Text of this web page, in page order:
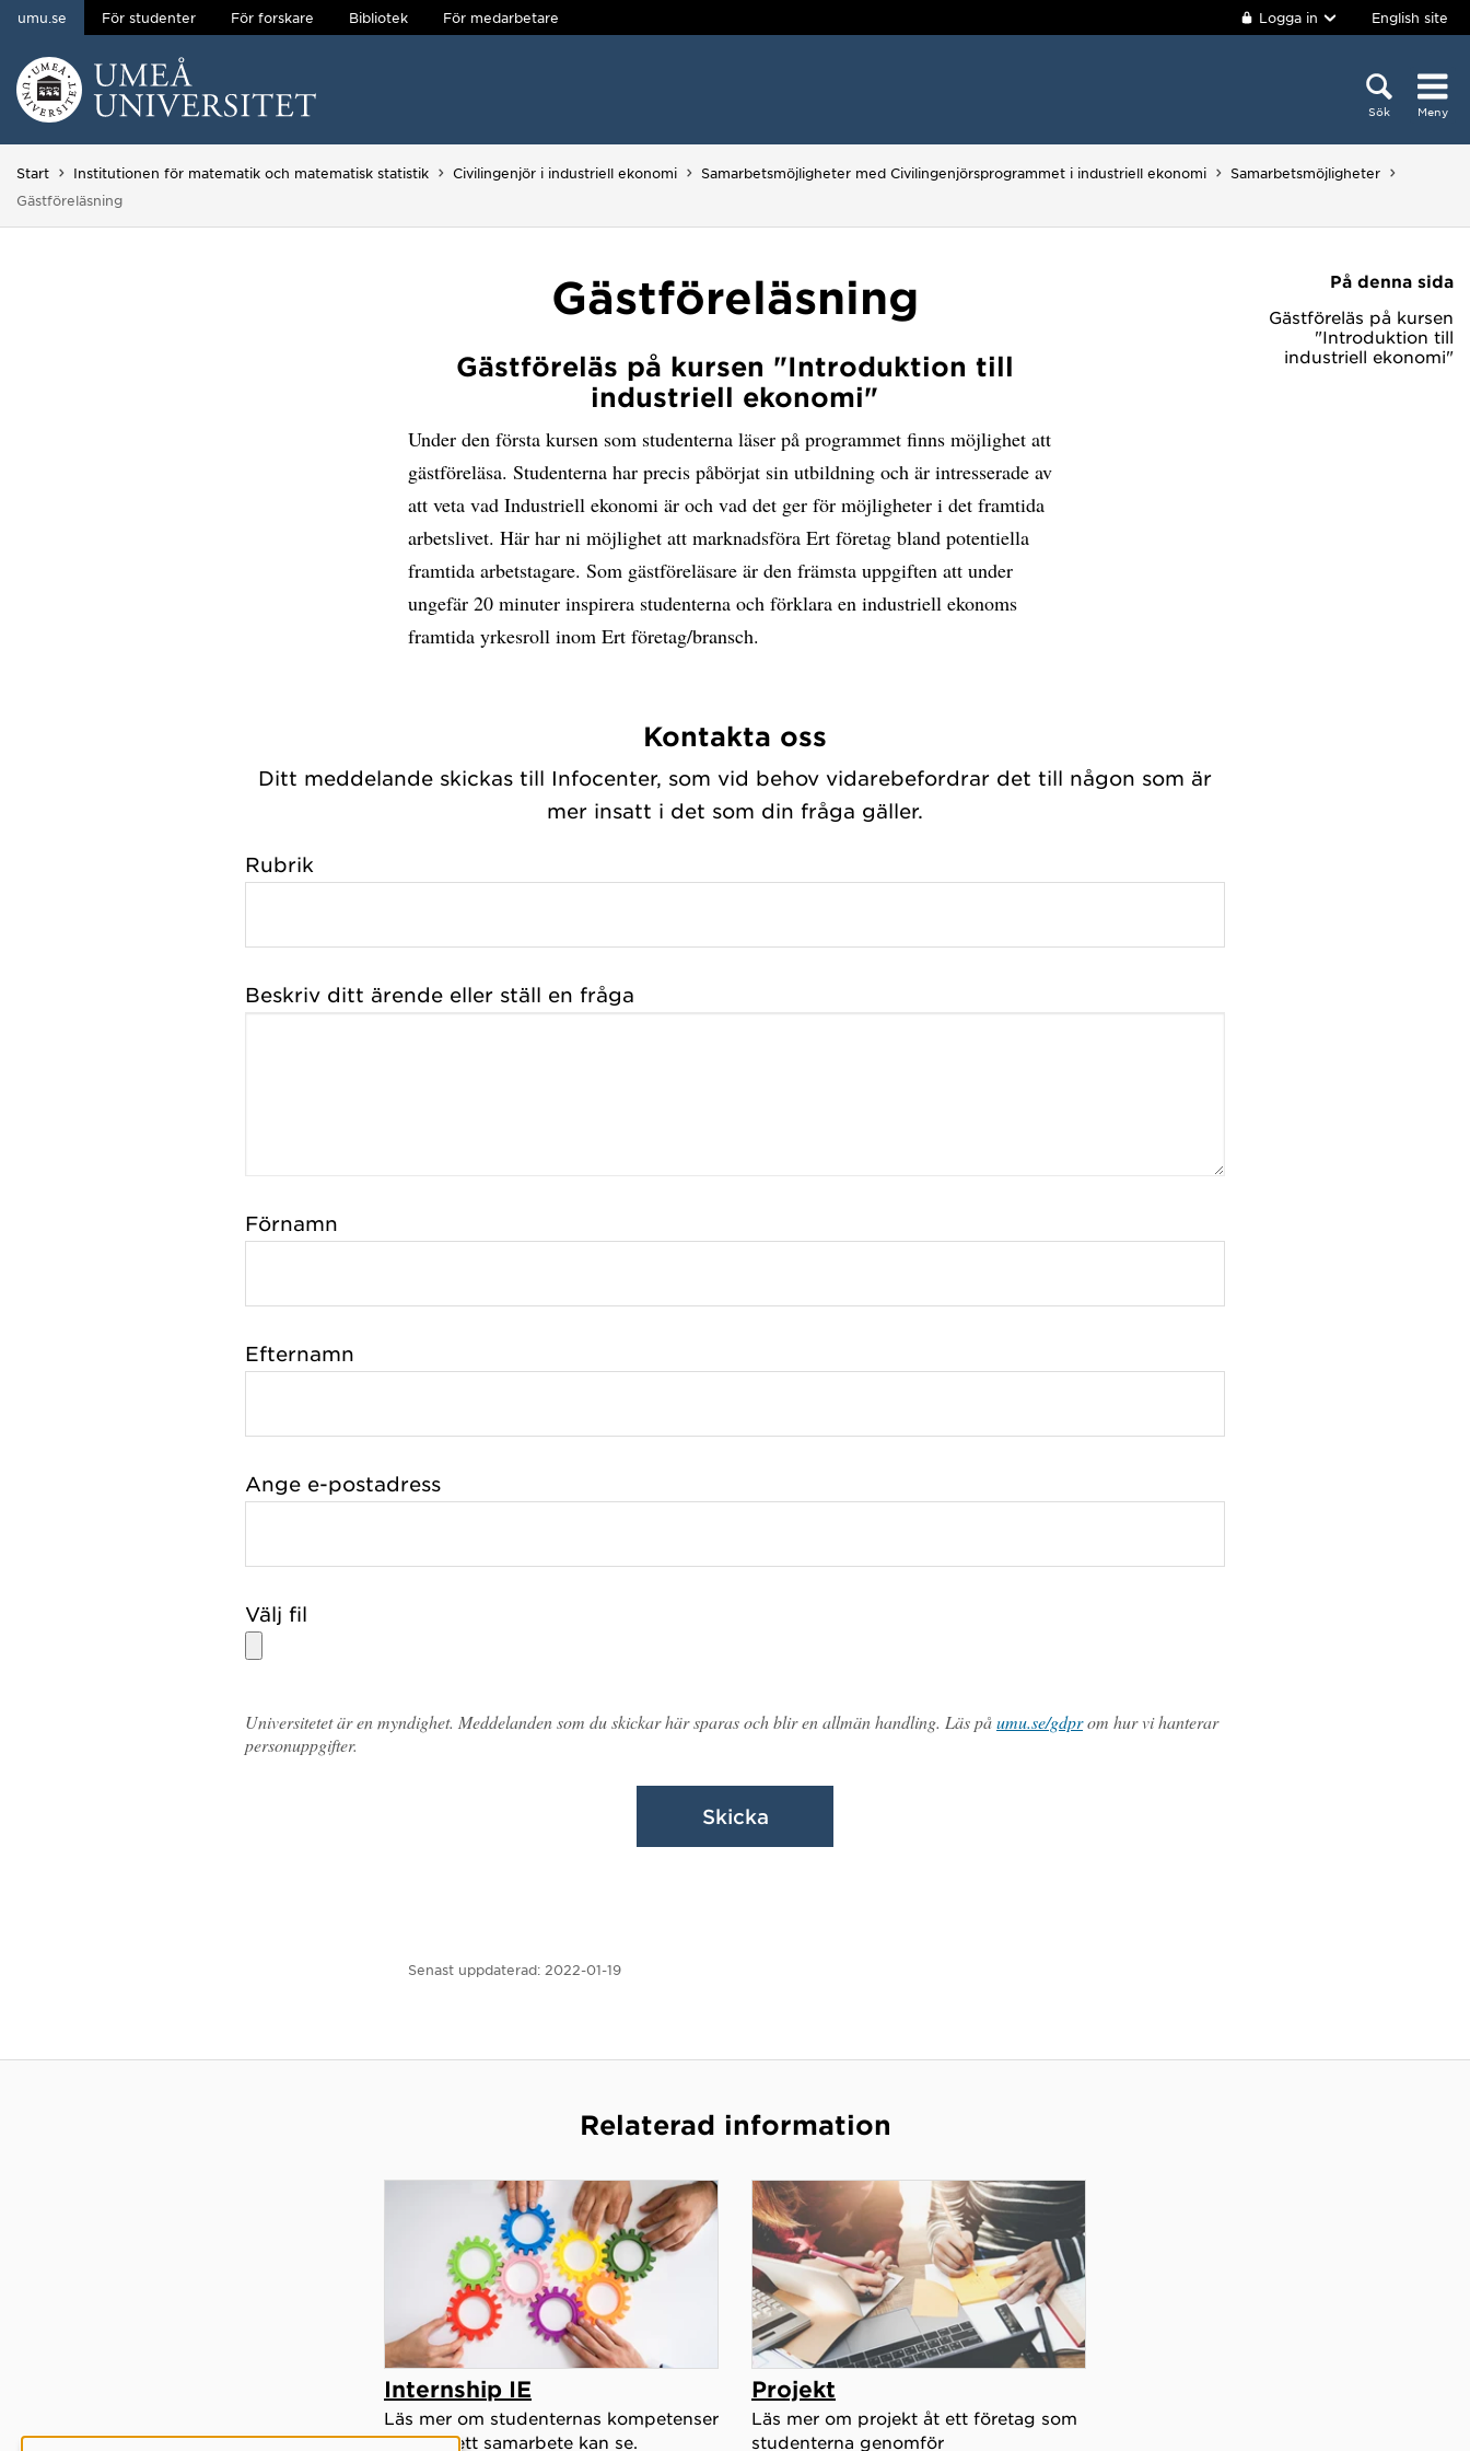
Hoppa direkt till innehållet
umu.se För studenter För forskare Bibliotek För medarbetare Logga in English site
Sök Meny
Huvudmenyn dold.
Start Institutionen för matematik och matematisk statistik Civilingenjör i industriell ekonomi Samarbetsmöjligheter med Civilingenjörsprogrammet i industriell ekonomi
Samarbetsmöjligheter
Du är här:
Gästföreläsning
På denna sida
Gästföreläs på kursen
"Introduktion till
industriell ekonomi"
Gästföreläsning
Gästföreläs på kursen "Introduktion till
industriell ekonomi"
Under den första kursen som studenterna läser på programmet finns möjlighet att
gästföreläsa. Studenterna har precis påbörjat sin utbildning och är intresserade av
att veta vad Industriell ekonomi är och vad det ger för möjligheter i det framtida
arbetslivet. Här har ni möjlighet att marknadsföra Ert företag bland potentiella
framtida arbetstagare. Som gästföreläsare är den främsta uppgiften att under
ungefär 20 minuter inspirera studenterna och förklara en industriell ekonoms
framtida yrkesroll inom Ert företag/bransch.
Kontakta oss
Ditt meddelande skickas till Infocenter, som vid behov vidarebefordrar det till någon som är
mer insatt i det som din fråga gäller.
Rubrik
Beskriv ditt ärende eller ställ en fråga
Förnamn
Efternamn
Ange e-postadress
Välj fil
Universitetet är en myndighet. Meddelanden som du skickar här sparas och blir en allmän handling. Läs påumu.se/gdprom hur vi hanterar
personuppgifter.
Skicka
Senast uppdaterad: 2022-01-19
Relaterad information
Internship IE
Läs mer om studenternas kompetenser
och hur ett samarbete kan se.
Projekt
Läs mer om projekt åt ett företag som
studenterna genomför